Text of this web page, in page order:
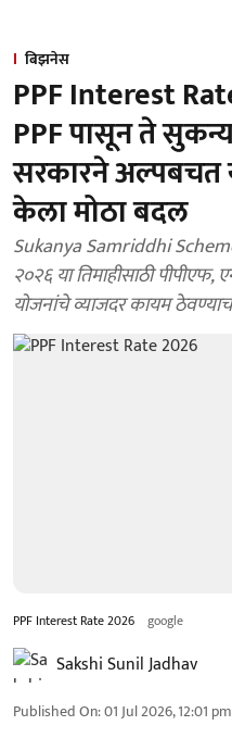
बिझनेस
PPF Interest
PPF पासून ते
सरकारने अल्पबचत
केला मोठा बदल
Sukanya Samriddhi
२०२६ या तिमाहीसाठी
योजनांचे व्याजदर कायम
PPF Interest Rate 2026 google
Sakshi Sunil Jadhav
Published On:01 Jul 2026, 12:01 pm